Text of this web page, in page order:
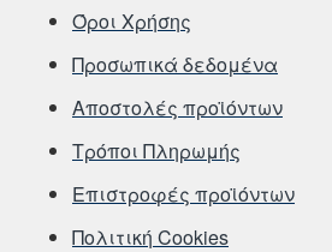
Όροι Χρήσης
Προσωπικά δεδομένα
Αποστολές προϊόντων
Τρόποι Πληρωμής
Επιστροφές προϊόντων
Πολιτική Cookies